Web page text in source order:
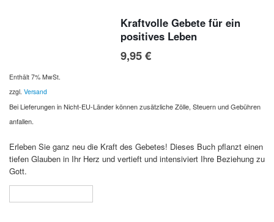
Kraftvolle Gebete für ein
positives Leben
9,95€
Enthält 7% MwSt.
zzgl. Versand
Bei Lieferungen in Nicht-EU-Länder können zusätzliche Zölle, Steuern und Gebühren
anfallen.
Erleben Sie ganz neu die Kraft des Gebetes! Dieses Buch pflanzt einen
tiefen Glauben in Ihr Herz und vertieft und intensiviert Ihre Beziehung zu
Gott.